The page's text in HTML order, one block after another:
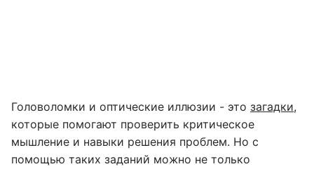
Головоломки и оптические иллюзии - это загадки,
которые помогают проверить критическое
мышление и навыки решения проблем. Но с
помощью таких заданий можно не только